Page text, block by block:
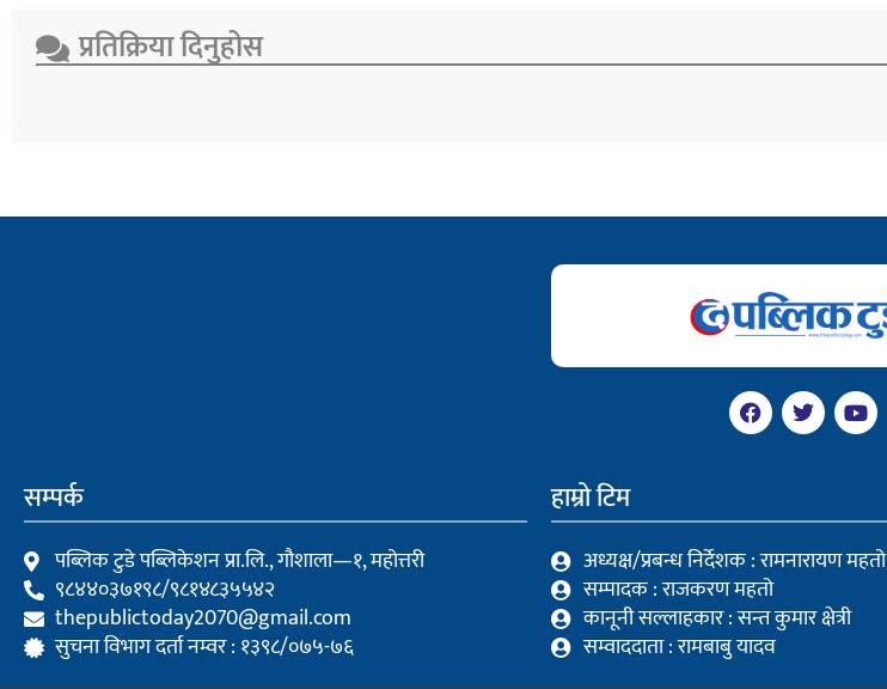
प्रतिक्रिया दिनुहोस​
F
a
c
o
k
T
w
i
r
Y
o
u
e
सम्पर्क
पब्लिक टुडे पब्लिकेशन प्रा.लि., गौशाला—१, महोत्तरी
९८४४०३७१९८/९८१४८३५५४२
thepublictoday2070@gmail.com
सुचना विभाग दर्ता नम्वर : १३९८/०७५-७६
हाम्रो टिम
अध्यक्ष/प्रबन्ध निर्देशक : रामनारायण महतो
सम्पादक : राजकरण महतो
कानूनी सल्लाहकार : सन्त कुमार क्षेत्री
सम्वाददाता : रामबाबु यादव